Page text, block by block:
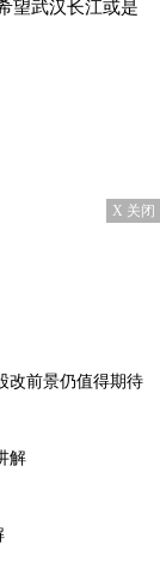
望武汉长江或是
X 关闭
改前景仍值得期待
解